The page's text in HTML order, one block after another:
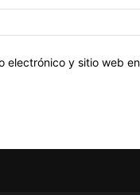
electrónico y sitio web